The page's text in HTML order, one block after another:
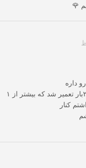
🌹
داره
همون اولین سال ورود به بازار ۲بار تعمیر شد که بیشتر از ۱
کنار